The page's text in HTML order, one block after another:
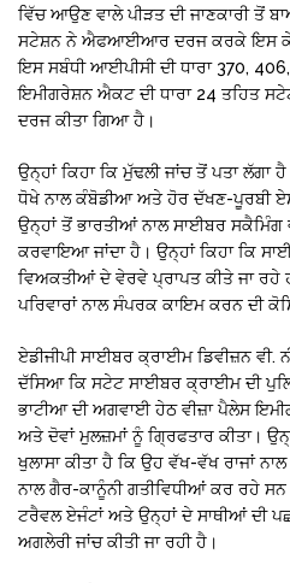
ਵਿੱਚ ਆਉਣ ਵਾਲੇ ਪੀੜਤ ਦੀ ਜਾਣਕਾਰੀ ਤੋਂ
ਸਟੇਸ਼ਨ ਨੇ ਐਫਆਈਆਰ ਦਰਜ ਕਰਕੇ ਇਸ ਕੇਸ
ਇਸ ਸਬੰਧੀ ਆਈਪੀਸੀ ਦੀ ਧਾਰਾ 370,
ਇਮੀਗਰੇਸ਼ਨ ਐਕਟ ਦੀ ਧਾਰਾ 24 ਤਹਿਤ
ਦਰਜ ਕੀਤਾ ਗਿਆ ਹੈ।
ਉਨ੍ਹਾਂ ਕਿਹਾ ਕਿ ਮੁੱਢਲੀ ਜਾਂਚ ਤੋਂ ਪਤਾ
ਧੋਖੇ ਨਾਲ ਕੰਬੋਡੀਆ ਅਤੇ ਹੋਰ ਦੱਖਣ-ਪੂਰਬੀ
ਉਨ੍ਹਾਂ ਤੋਂ ਭਾਰਤੀਆਂ ਨਾਲ ਸਾਈਬਰ ਸਕੈਮਿੰਗ
ਕਰਵਾਇਆ ਜਾਂਦਾ ਹੈ। ਉਨ੍ਹਾਂ ਕਿਹਾ ਕਿ
ਵਿਅਕਤੀਆਂ ਦੇ ਵੇਰਵੇ ਪ੍ਰਾਪਤ ਕੀਤੇ ਜਾ ਰਹੇ
ਪਰਿਵਾਰਾਂ ਨਾਲ ਸੰਪਰਕ ਕਾਇਮ ਕਰਨ ਦੀ
ਏਡੀਜੀਪੀ ਸਾਈਬਰ ਕ੍ਰਾਈਮ ਡਿਵੀਜ਼ਨ
ਦੱਸਿਆ ਕਿ ਸਟੇਟ ਸਾਈਬਰ ਕ੍ਰਾਈਮ ਦੀ
ਭਾਟੀਆ ਦੀ ਅਗਵਾਈ ਹੇਠ ਵੀਜ਼ਾ ਪੈਲੇਸ
ਅਤੇ ਦੋਵਾਂ ਮੁਲਜ਼ਮਾਂ ਨੂੰ ਗ੍ਰਿਫਤਾਰ ਕੀਤਾ।
ਖੁਲਾਸਾ ਕੀਤਾ ਹੈ ਕਿ ਉਹ ਵੱਖ-ਵੱਖ ਰਾਜਾਂ
ਨਾਲ ਗੈਰ-ਕਾਨੂੰਨੀ ਗਤੀਵਿਧੀਆਂ ਕਰ ਰਹੇ
ਟਰੈਵਲ ਏਜੰਟਾਂ ਅਤੇ ਉਨ੍ਹਾਂ ਦੇ ਸਾਥੀਆਂ ਦੀ
ਅਗਲੇਰੀ ਜਾਂਚ ਕੀਤੀ ਜਾ ਰਹੀ ਹੈ।